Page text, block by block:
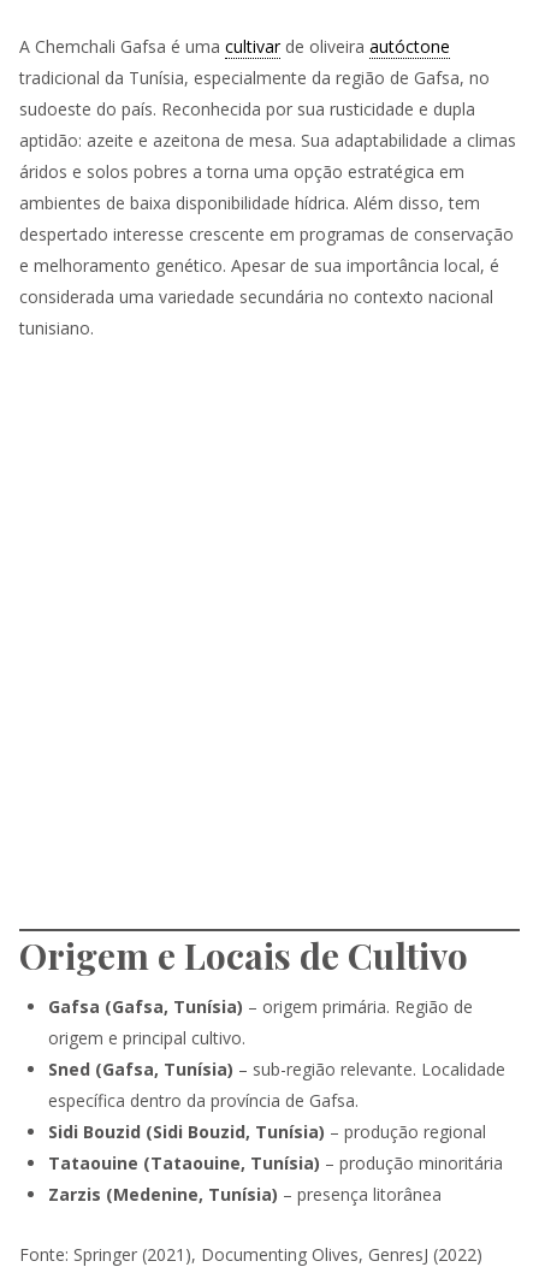
A Chemchali Gafsa é uma cultivarde oliveira autóctone
tradicional da Tunísia, especialmente da região de Gafsa, no
sudoeste do país. Reconhecida por sua rusticidade e dupla
aptidão: azeite e azeitona de mesa. Sua adaptabilidade a climas
áridos e solos pobres a torna uma opção estratégica em
ambientes de baixa disponibilidade hídrica. Além disso, tem
despertado interesse crescente em programas de conservação
e melhoramento genético. Apesar de sua importância local, é
considerada uma variedade secundária no contexto nacional
tunisiano.
Origem e Locais de Cultivo
Gafsa (Gafsa, Tunísia) – origem primária. Região de
origem e principal cultivo.
Sned (Gafsa, Tunísia) – sub-região relevante. Localidade
específica dentro da província de Gafsa.
Sidi Bouzid (Sidi Bouzid, Tunísia) – produção regional
Tataouine (Tataouine, Tunísia) – produção minoritária
Zarzis (Medenine, Tunísia) – presença litorânea
Fonte: Springer (2021), Documenting Olives, GenresJ (2022)